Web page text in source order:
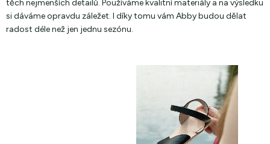
těch nejmenších detailů. Používáme kvalitní materiály a na výsledku
si dáváme opravdu záležet. I díky tomu vám Abby budou dělat
radost déle než jen jednu sezónu.